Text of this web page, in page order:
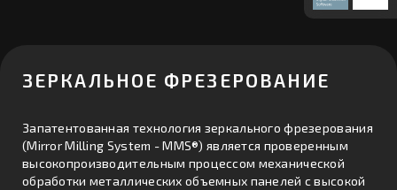
ЗЕРКАЛЬНОЕ ФРЕЗЕРОВАНИЕ
Запатентованная технология зеркального фрезерования
(Mirror Milling System - MMS®) является проверенным
высокопроизводительным процессом механической
обработки металлических объемных панелей с высокой